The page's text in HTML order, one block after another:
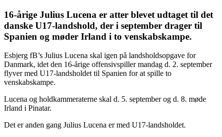
16-årige Julius Lucena er atter blevet udtaget til det
danske U17-landshold, der i september drager til
Spanien og møder Irland i to venskabskampe.
Esbjerg fB’s Julius Lucena skal igen på landsholdsopgave for
Danmark, idet den 16-årige offensivspiller mandag d. 2. september
flyver med U17-landsholdet til Spanien for at spille to
venskabskampe.
Lucena og holdkammeraterne skal d. 5. september og d. 8. møde
Irland i Pinatar.
Det er anden gang Julius Lucena er med U17-landsholdet.